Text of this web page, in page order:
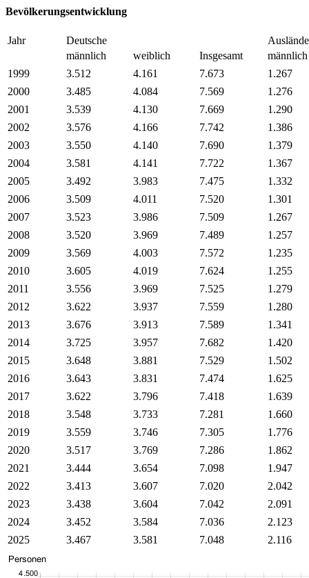
Bevölkerungsentwicklung
Jahr Deutsche
männlich
weiblich Insgesamt
männlich
1999
3.512 4.161 7.673
1.267
2000
3.485 4.084 7.569
1.276
2001
3.539 4.130 7.669
1.290
2002
3.576 4.166 7.742
1.386
2003
3.550 4.140 7.690
1.379
2004
3.581 4.141 7.722
1.367
2005
3.492 3.983 7.475
1.332
2006
3.509 4.011 7.520
1.301
2007
3.523 3.986 7.509
1.267
2008
3.520 3.969 7.489
1.257
2009
3.569 4.003 7.572
1.235
2010
3.605 4.019 7.624
1.255
2011
3.556 3.969 7.525
1.279
2012
3.622 3.937 7.559
1.280
2013
3.676 3.913 7.589
1.341
2014
3.725 3.957 7.682
1.420
2015
3.648 3.881 7.529
1.502
2016
3.643 3.831 7.474
1.625
2017
3.622 3.796 7.418
1.639
2018
3.548 3.733 7.281
1.660
2019
3.559 3.746 7.305
1.776
2020
3.517 3.769 7.286
1.862
2021
3.444 3.654 7.098
1.947
2022
3.413 3.607 7.020
2.042
2023
3.438 3.604 7.042
2.091
2024
3.452 3.584 7.036
2.123
2025
3.467 3.581 7.048 2.116